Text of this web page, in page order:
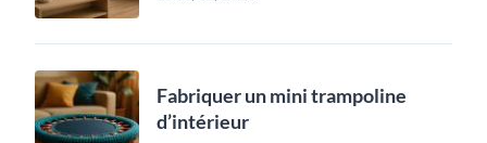
Fabriquer un mini trampoline
d’intérieur